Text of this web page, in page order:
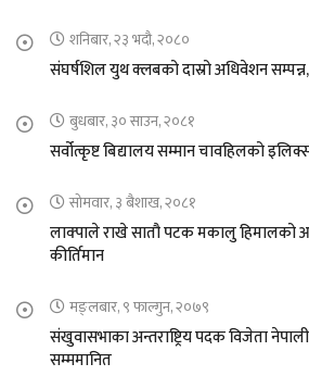
शनिबार, २३ भदौ, २०८०
संघर्षशिल युथ क्लबको दास्रो अधिवेशन
बुधबार, ३० साउन, २०८१
सर्वोत्कृष्ट बिद्यालय सम्मान चावहिलको
सोमवार, ३ बैशाख, २०८१
लाक्पाले राखे सातौ पटक मकालु हिमालको
कीर्तिमान
मङ्लबार, ९ फाल्गुन, २०७९
संखुवासभाका अन्तराष्ट्रिय पदक विजेता
सम्ममानित